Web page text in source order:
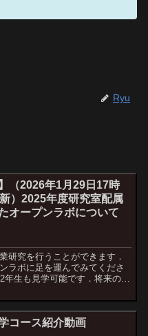
Ryu
】（2026年1月29日17時
）2025年度研究室配属
オープンラボについて
研究を行うことができます．
ラボに足を運んでみてくださ
生も見学可能です．将来の進
コース紹介動画